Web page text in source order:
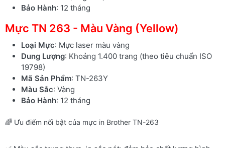
Bảo Hành: 12 tháng
Mực TN 263 - Màu Vàng (Yellow)
Loại Mực: Mực laser màu vàng
Dung Lượng: Khoảng 1.400 trang (theo tiêu chuẩn ISO
19798)
Mã Sản Phẩm: TN-263Y
Màu Sắc: Vàng
Bảo Hành: 12 tháng
🌈 Ưu điểm nổi bật của mực in Brother TN-263